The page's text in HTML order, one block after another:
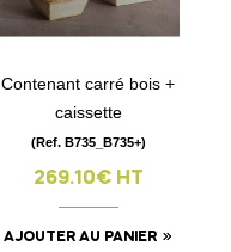
Contenant carré bois +
caissette
(Ref. B735_B735+)
269.10€ HT
AJOUTER AU PANIER